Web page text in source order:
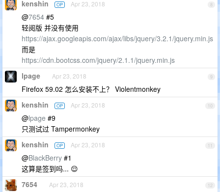
8
kenshin OP Apr 23, 2018
@7654 #5
轻阅版 并没有使用
https://ajax.googleapis.com/ajax/libs/jquery/3.2.1/jquery.min.js
而是
https://cdn.bootcss.com/jquery/2.1.1/jquery.min.js
9
lpage Apr 23, 2018
Firefox 59.02 怎么安装不上？ Violentmonkey
10
kenshin OP Apr 23, 2018
@lpage #9
只测试过 Tampermonkey
11
kenshin OP Apr 23, 2018
@BlackBerry #1
这算是签到吗... 😌
12
7654 Apr 23, 2018